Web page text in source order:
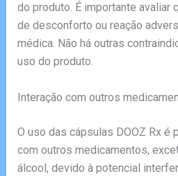
do produto. É importante avaliar
de desconforto ou reação
médica. Não há outras
uso do produto.
Interação com outros
O uso das cápsulas DOOZ Rx é
com outros medicamentos,
álcool, devido à potencial